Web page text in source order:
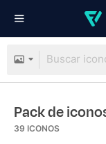
Pack de
39 ICONOS